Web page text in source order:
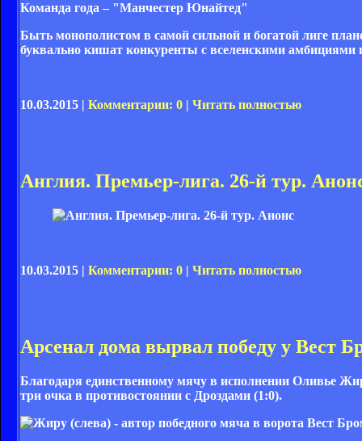
Команда года – "Манчестер Юнайтед"
Быть монополистом в самой сильной и богатой лиге
буквально кишат конкуренты с вселенскими
10.03.2015 | Комментарии: 0 Читать полностью
Англия. Премьер-лига. 26-й тур.
10.03.2015 | Комментарии: 0 | Читать полностью
Арсенал дома вырвал победу у Вест
Благодаря единственному мячу в исполнении Оливье
три очка в противостоянии с Дроздами (1:0).